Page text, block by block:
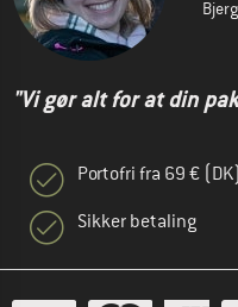
"Vi gør alt for at din
Portofri fra 69 € (DK)
Sikker betaling